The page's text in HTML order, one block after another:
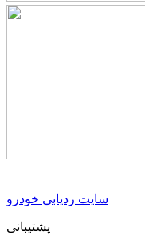
سایت ردیابی خودرو
پشتیبانی